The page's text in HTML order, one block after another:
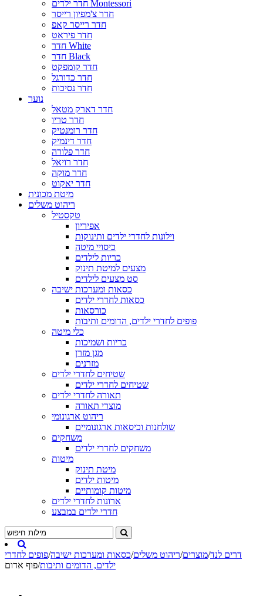
חדר ילדים Montessori
חדר צ'מפיון רייסר
חדר רייסר קאפ
חדר פיראט
חדר White
חדר Black
חדר קומפקט
חדר כדורגל
חדר נסיכות
נוער
חדר דארק מטאל
חדר טריו
חדר רומנטיק
חדר דינמיק
חדר פלורה
חדר רויאל
חדר מוקה
חדר יאקוט
מיטת מכונית
ריהוט משלים
טקסטיל
אפיריון
וילונות לחדרי ילדים ותינוקות
כיסויי מיטה
כריות לילדים
מצעים למיטת תינוק
סט מצעים לילדים
כסאות ומערכות ישיבה
כסאות לחדרי ילדים
כורסאות
פופים לחדרי ילדים, הדומים ותיבות
כלי מיטה
כריות ושמיכות
מגן מזרן
מזרנים
שטיחים לחדרי ילדים
שטיחים לחדרי ילדים
תאורה לחדרי ילדים
מוצרי תאורה
ריהוט ארגונומי
שולחנות וכיסאות ארגונומיים
משחקים
משחקים לחדרי ילדים
מיטות
מיטת תינוק
מיטות ילדים
מיטות קומותיים
ארונות לחדרי ילדים
חדרי ילדים במבצע
דרים לנד/מוצרים/ריהוט משלים/כסאות ומערכות ישיבה/פופים לחדרי
ילדים, הדומים ותיבות/פוף אדום